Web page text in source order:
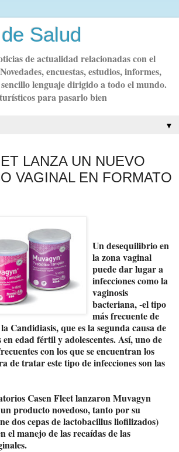
Salud
de actualidad relacionadas con el
encuestas, estudios, informes,
lenguaje dirigido a todo el mundo.
para pasarlo bien
▼
LANZA UN NUEVO
VAGINAL EN FORMATO
Un desequilibrio en
la zona vaginal
puede dar lugar a
infecciones como la
vaginosis
bacteriana, -el tipo
más frecuente de
Candidiasis, que es la segunda causa de
edad fértil y adolescentes. Así, uno de
con los que se encuentran los
de tratar este tipo de infecciones son las
Casen Fleet lanzaron Muvagyn
producto novedoso, tanto por su
dos cepas de lactobacillus liofilizados)
el manejo de las recaídas de las